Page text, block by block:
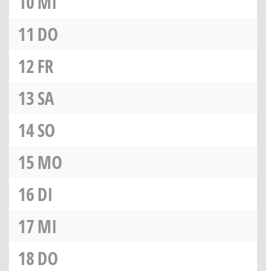
11 DO
12FR
13SA
14SO
15MO
16DI
17MI
18DO